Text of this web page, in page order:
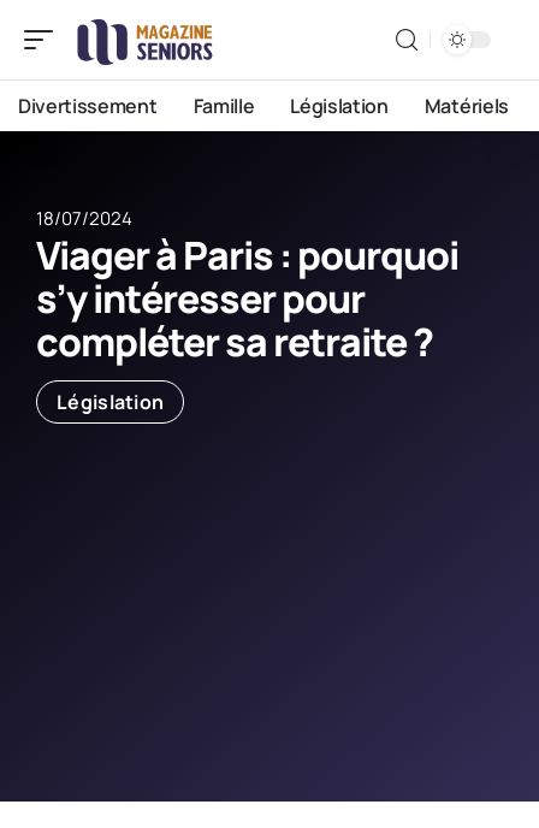
Divertissement Famille Législation Matériels
18/07/2024
Viager à Paris : pourquoi
s’y intéresser pour
compléter sa retraite ?
Législation